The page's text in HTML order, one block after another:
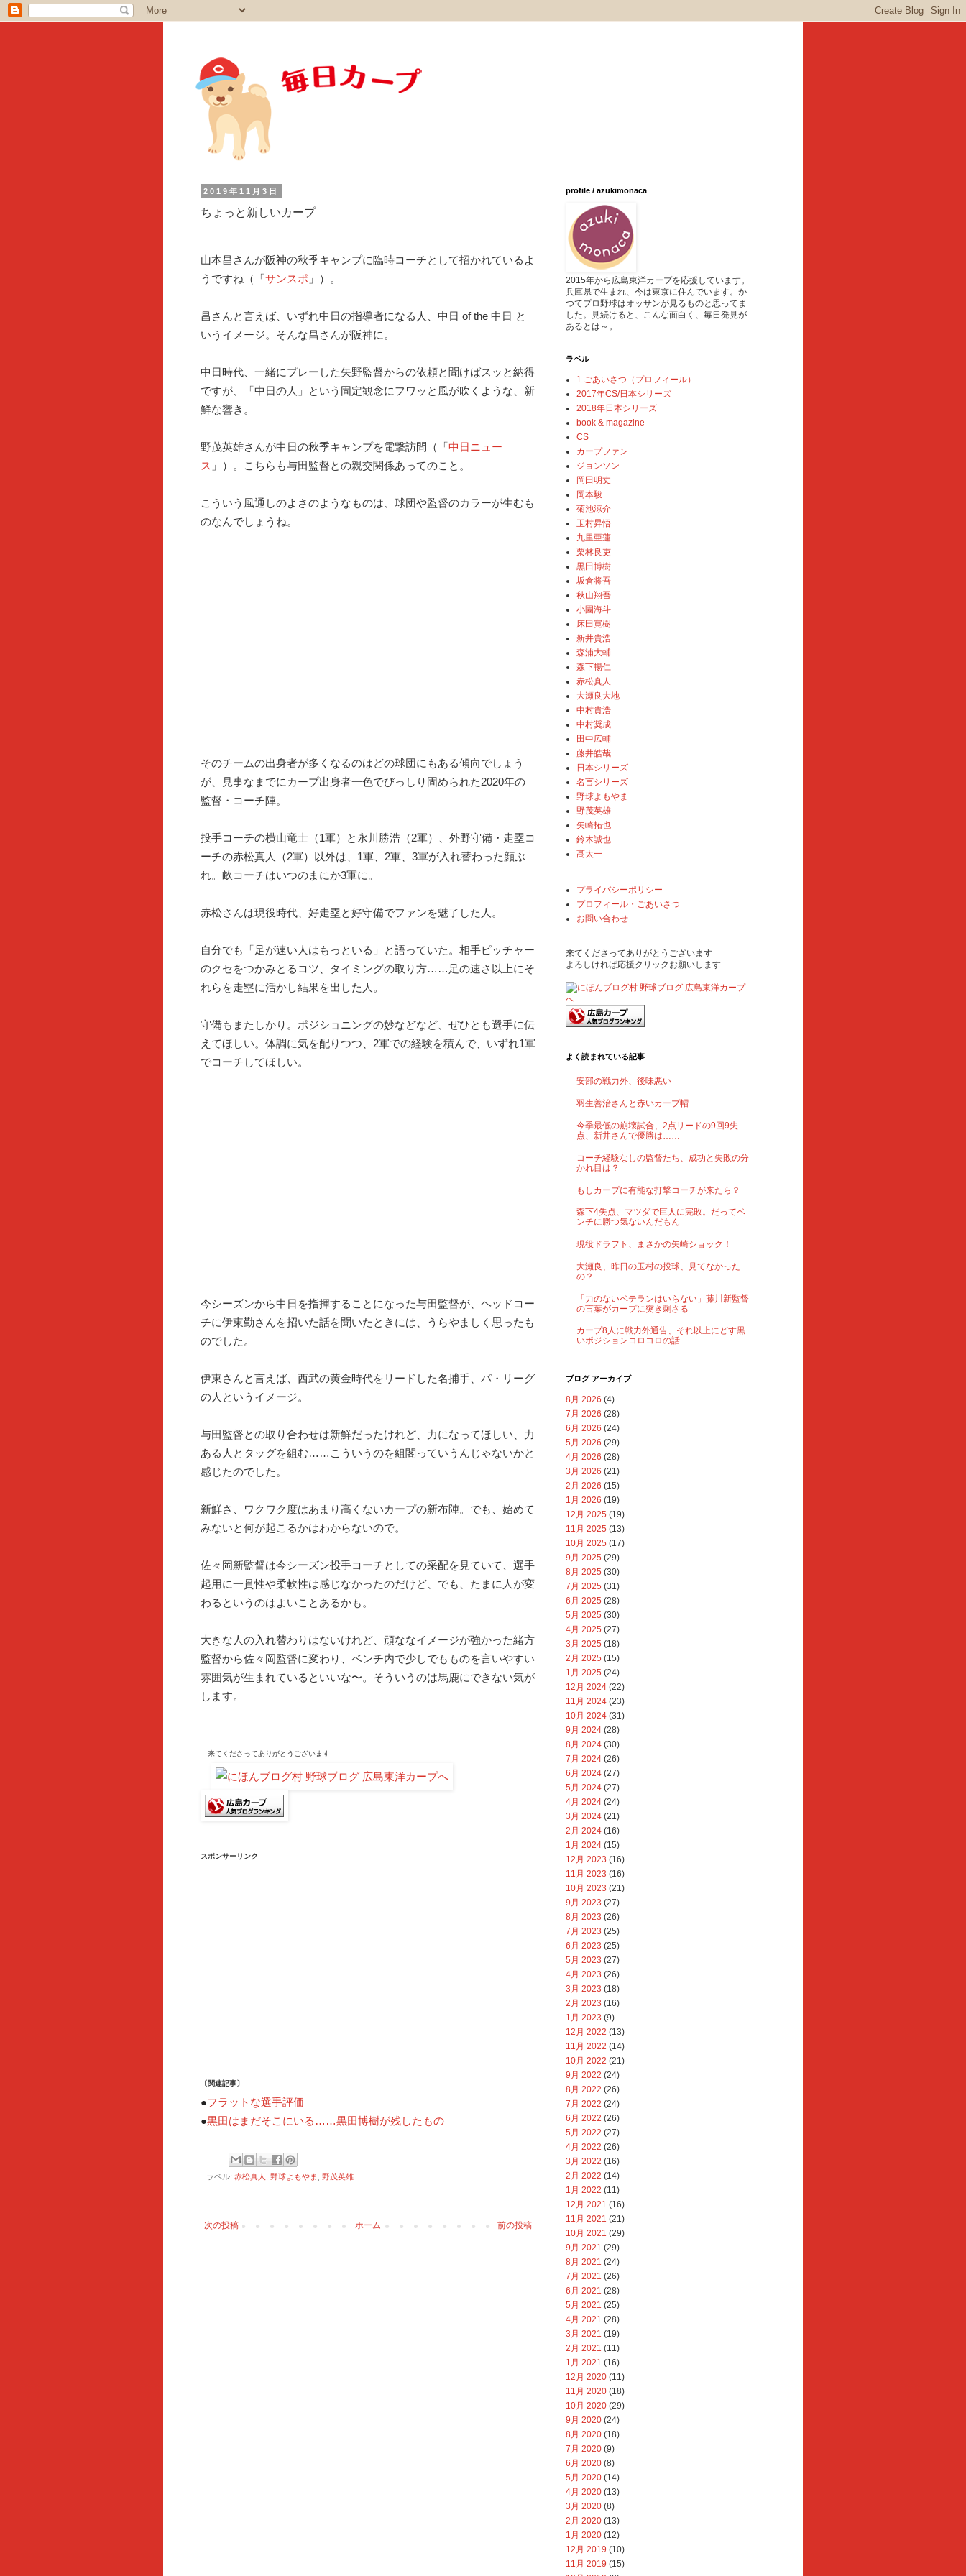
2019年11月3日
ちょっと新しいカープ
山本昌さんが阪神の秋季キャンプに臨時コーチとして招かれているよ
うですね（「サンスポ 」）。
昌さんと言えば、いずれ中日の指導者になる人、中日 of the 中日 と
いうイメージ。そんな昌さんが阪神に。
中日時代、一緒にプレーした矢野監督からの依頼と聞けばスッと納得
ですが、「中日の人」という固定観念にフワッと風が吹くような、新
鮮な響き。
野茂英雄さんが中日の秋季キャンプを電撃訪問（「中日ニュー
ス 」）。こちらも与田監督との親交関係あってのこと。
こういう風通しのよさのようなものは、球団や監督のカラーが生むも
のなんでしょうね。
そのチームの出身者が多くなるのはどの球団にもある傾向でしょう
が、見事なまでにカープ出身者一色でびっしり固められた2020年の
監督・コーチ陣。
投手コーチの横山竜士（1軍）と永川勝浩（2軍）、外野守備・走塁コ
ーチの赤松真人（2軍）以外は、1軍、2軍、3軍が入れ替わった顔ぶ
れ。畝コーチはいつのまにか3軍に。
赤松さんは現役時代、好走塁と好守備でファンを魅了した人。
自分でも「足が速い人はもっといる」と語っていた。相手ピッチャー
のクセをつかみとるコツ、タイミングの取り方……足の速さ以上にそ
れらを走塁に活かし結果を出した人。
守備もまたしかり。ポジショニングの妙などなど、ぜひとも選手に伝
えてほしい。体調に気を配りつつ、2軍での経験を積んで、いずれ1軍
でコーチしてほしい。
今シーズンから中日を指揮することになった与田監督が、ヘッドコー
チに伊東勤さんを招いた話を聞いたときには、うらやましく思ったも
のでした。
伊東さんと言えば、西武の黄金時代をリードした名捕手、パ・リーグ
の人というイメージ。
与田監督との取り合わせは新鮮だったけれど、力になってほしい、力
ある人とタッグを組む……こういうのを組閣っていうんじゃないかと
感じたのでした。
新鮮さ、ワクワク度はあまり高くないカープの新布陣。でも、始めて
みないと何が起こるかはわからないので。
佐々岡新監督は今シーズン投手コーチとしての采配を見ていて、選手
起用に一貫性や柔軟性は感じなかったのだけど、でも、たまに人が変
わるというのはよいことあるかも。
大きな人の入れ替わりはないけれど、頑ななイメージが強かった緒方
監督から佐々岡監督に変わり、ベンチ内で少しでもものを言いやすい
雰囲気が生まれているといいな〜。そういうのは馬鹿にできない気が
します。
来てくださってありがとうございます
スポンサーリンク
〔関連記事〕
●フラットな選手評価
●黒田はまだそこにいる……黒田博樹が残したもの
ラベル: 赤松真人 野球よもやま 野茂英雄
次の投稿 前の投稿
ホーム
profile / azukimonaca
2015年から広島東洋カープを応援しています。
兵庫県で生まれ、今は東京に住んでいます。か
つてプロ野球はオッサンが見るものと思ってま
した。見続けると、こんな面白く、毎日発見が
あるとは～。
ラベル
1.ごあいさつ（プロフィール）
2017年CS/日本シリーズ
2018年日本シリーズ
book & magazine
CS
カープファン
ジョンソン
岡田明丈
岡本駿
菊池涼介
玉村昇悟
九里亜蓮
栗林良吏
黒田博樹
坂倉将吾
秋山翔吾
小園海斗
床田寛樹
新井貴浩
森浦大輔
森下暢仁
赤松真人
大瀬良大地
中村貴浩
中村奨成
田中広輔
藤井皓哉
日本シリーズ
名言シリーズ
野球よもやま
野茂英雄
矢崎拓也
鈴木誠也
髙太一
プライバシーポリシー
プロフィール・ごあいさつ
お問い合わせ
来てくださってありがとうございます
よろしければ応援クリックお願いします
よく読まれている記事
安部の戦力外、後味悪い
羽生善治さんと赤いカープ帽
今季最低の崩壊試合、2点リードの9回9失
点、新井さんで優勝は……
コーチ経験なしの監督たち、成功と失敗の分
かれ目は？
もしカープに有能な打撃コーチが来たら？
森下4失点、マツダで巨人に完敗。だってベ
ンチに勝つ気ないんだもん
現役ドラフト、まさかの矢崎ショック！
大瀬良、昨日の玉村の投球、見てなかった
の？
「力のないベテランはいらない」藤川新監督
の言葉がカープに突き刺さる
カープ8人に戦力外通告、それ以上にどす黒
いポジションコロコロの話
ブログ アーカイブ
8月 2026 (4)
7月 2026 (28)
6月 2026 (24)
5月 2026 (29)
4月 2026 (28)
3月 2026 (21)
2月 2026 (15)
1月 2026 (19)
12月 2025 (19)
11月 2025 (13)
10月 2025 (17)
9月 2025 (29)
8月 2025 (30)
7月 2025 (31)
6月 2025 (28)
5月 2025 (30)
4月 2025 (27)
3月 2025 (18)
2月 2025 (15)
1月 2025 (24)
12月 2024 (22)
11月 2024 (23)
10月 2024 (31)
9月 2024 (28)
8月 2024 (30)
7月 2024 (26)
6月 2024 (27)
5月 2024 (27)
4月 2024 (24)
3月 2024 (21)
2月 2024 (16)
1月 2024 (15)
12月 2023 (16)
11月 2023 (16)
10月 2023 (21)
9月 2023 (27)
8月 2023 (26)
7月 2023 (25)
6月 2023 (25)
5月 2023 (27)
4月 2023 (26)
3月 2023 (18)
2月 2023 (16)
1月 2023 (9)
12月 2022 (13)
11月 2022 (14)
10月 2022 (21)
9月 2022 (24)
8月 2022 (26)
7月 2022 (24)
6月 2022 (26)
5月 2022 (27)
4月 2022 (26)
3月 2022 (16)
2月 2022 (14)
1月 2022 (11)
12月 2021 (16)
11月 2021 (21)
10月 2021 (29)
9月 2021 (29)
8月 2021 (24)
7月 2021 (26)
6月 2021 (28)
5月 2021 (25)
4月 2021 (28)
3月 2021 (19)
2月 2021 (11)
1月 2021 (16)
12月 2020 (11)
11月 2020 (18)
10月 2020 (29)
9月 2020 (24)
8月 2020 (18)
7月 2020 (9)
6月 2020 (8)
5月 2020 (14)
4月 2020 (13)
3月 2020 (8)
2月 2020 (13)
1月 2020 (12)
12月 2019 (10)
11月 2019 (15)